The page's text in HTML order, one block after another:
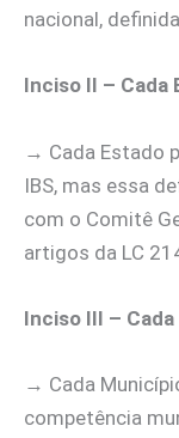
nacional,
Inciso II – Cada
→ Cada Estado
IBS, mas essa
com o Comitê
artigos da LC
Inciso III –
→ Cada
competência